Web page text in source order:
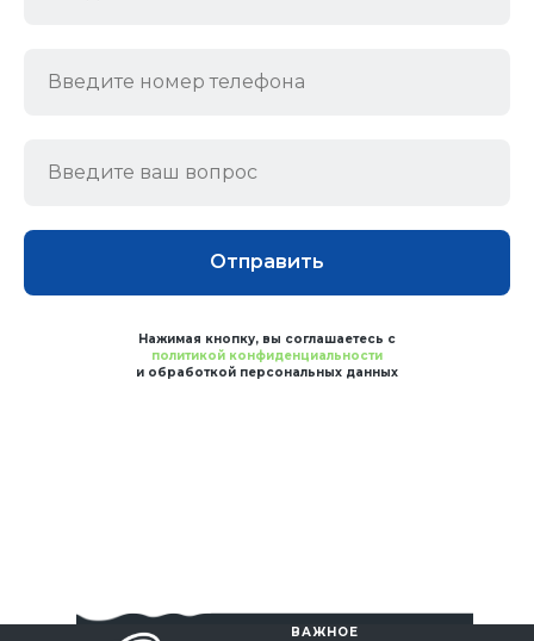
Отправить
Нажимая кнопку, вы соглашаетесь с
политикой конфиденциальности
и обработкой персональных данных
ВАЖНОЕ